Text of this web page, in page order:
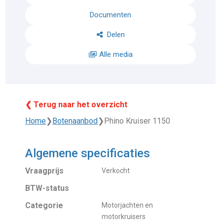
Documenten
Delen
Alle media
❮ Terug naar het overzicht
Home❯Botenaanbod❯Phino Kruiser 1150
Algemene specificaties
Vraagprijs Verkocht
BTW-status
Categorie
Motorjachten en
motorkruisers